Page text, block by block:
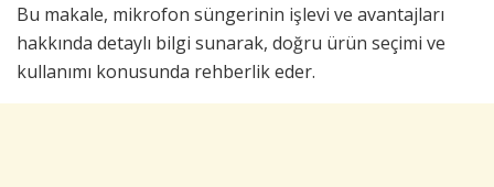
Bu makale, mikrofon süngerinin işlevi ve avantajları
hakkında detaylı bilgi sunarak, doğru ürün seçimi ve
kullanımı konusunda rehberlik eder.